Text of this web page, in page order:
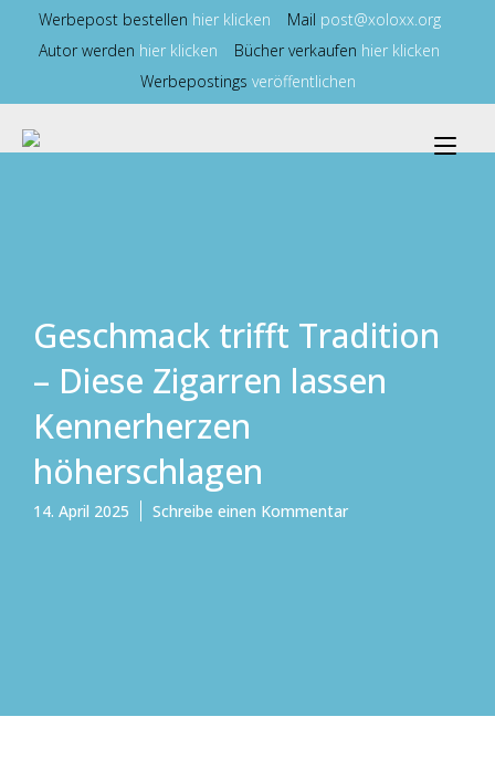
Inhalt
Werbepost bestellen hier klicken Mail post@xoloxx.org
Autor werden hier klicken Bücher verkaufen hier klicken
Werbepostings veröffentlichen
Geschmack trifft Tradition
– Diese Zigarren lassen
Kennerherzen
höherschlagen
14. April 2025 Schreibe einen Kommentarzu
höherschlagen